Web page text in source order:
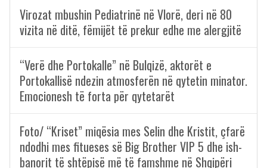
Virozat mbushin Pediatrinë në Vlorë, deri në 80
vizita në ditë, fëmijët të prekur edhe me alergjitë
“Verë dhe Portokalle” në Bulqizë, aktorët e
Portokallisë ndezin atmosferën në qytetin minator.
Emocionesh të forta për qytetarët
Foto/ “Kriset” miqësia mes Selin dhe Kristit, çfarë
ndodhi mes fitueses së Big Brother VIP 5 dhe ish-
banorit të shtëpisë më të famshme në Shqipëri